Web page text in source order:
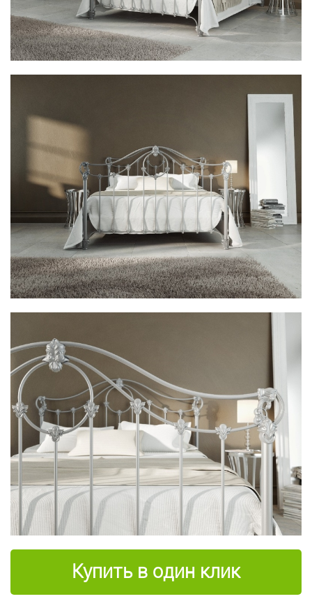
Купить в один клик